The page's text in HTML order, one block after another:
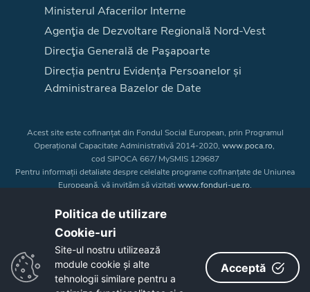
Ministerul Afacerilor Interne
Agenţia de Dezvoltare Regională Nord-Vest
Direcţia Generală de Paşapoarte
Direcția pentru Evidența Persoanelor și
Administrarea Bazelor de Date
Acest site este cofinanțat din Fondul Social European, prin Programul
Operațional Capacitate Administrativă 2014-2020, www.poca.ro,
cod SIPOCA 667/ MySMIS 129687
Pentru informații detaliate despre celelalte programe cofinanțate de Uniunea
Europeană, vă invităm să vizitați www.fonduri-ue.ro.
a Uniunii Europene. Întreaga responsabilitate asupra
Copyright © 2026 - Consiliul Judeţean Bistrița-Năsăud
Politica de utilizare
Cookie-uri‎
Site-ul nostru utilizează
module cookie și alte
tehnologii similare pentru a
Acceptă